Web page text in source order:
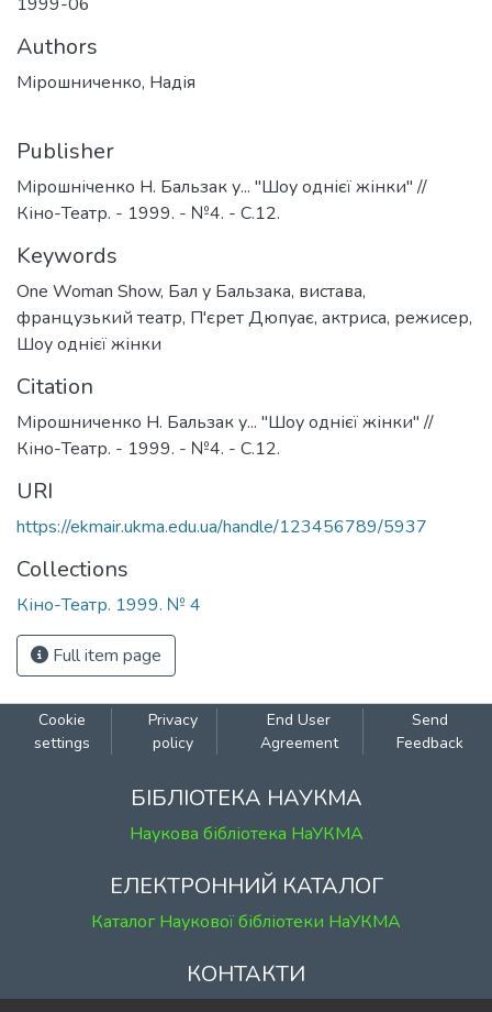
Authors
Мірошниченко, Надія
Publisher
Мірошніченко Н. Бальзак у... "Шоу однієї жінки" //
Кіно-Театр. - 1999. - №4. - С.12.
Keywords
One Woman Show, Бал у Бальзака, вистава,
французький театр, П'єрет Дюпуає, актриса, режисер,
Шоу однієї жінки
Citation
Мірошниченко Н. Бальзак у... "Шоу однієї жінки" //
Кіно-Театр. - 1999. - №4. - С.12.
URI
https://ekmair.ukma.edu.ua/handle/123456789/5937
Collections
Кіно-Театр. 1999. № 4
Full item page
Cookie
settings
Privacy
policy
End User
Agreement
Send
Feedback
БІБЛІОТЕКА НАУКМА
Наукова бібліотека НаУКМА
ЕЛЕКТРОННИЙ КАТАЛОГ
Каталог Наукової бібліотеки НаУКМА
КОНТАКТИ